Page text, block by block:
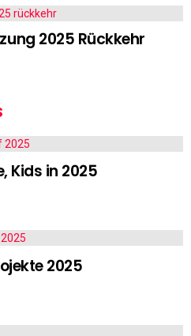
2025 Rückkehr
Kids in 2025
2025